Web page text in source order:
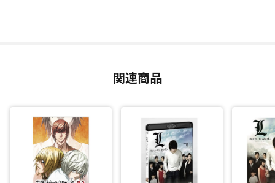
関連商品